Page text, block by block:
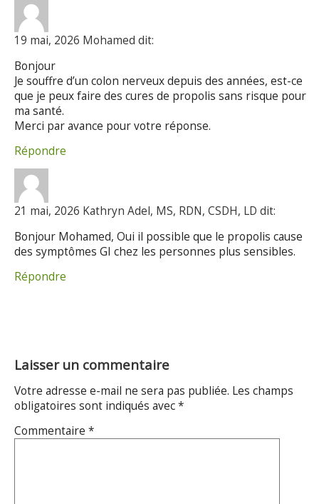
19 mai, 2026 Mohamed dit:
Bonjour
Je souffre d’un colon nerveux depuis des années, est-ce
que je peux faire des cures de propolis sans risque pour
ma santé.
Merci par avance pour votre réponse.
Répondre
21 mai, 2026 Kathryn Adel, MS, RDN, CSDH, LD dit:
Bonjour Mohamed, Oui il possible que le propolis cause
des symptômes GI chez les personnes plus sensibles.
Répondre
Laisser un commentaire
Votre adresse e-mail ne sera pas publiée. Les champs
obligatoires sont indiqués avec*
Commentaire *